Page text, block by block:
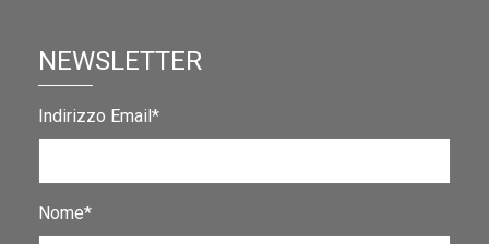
NEWSLETTER
Indirizzo Email*
Nome*